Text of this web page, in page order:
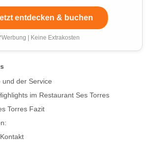
entdecken & buchen
| Keine Extrakosten
und der Service
im Restaurant Ses Torres
Torres Fazit